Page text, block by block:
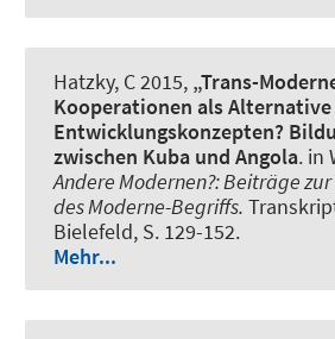
Hatzky, C2015, „Trans-
Kooperationen als Alternative
Entwicklungskonzepten?
zwischen Kuba und Angola. in
Andere Modernen?: Beiträge
des Moderne-Begriffs.
Bielefeld, S. 129-152.
Mehr...